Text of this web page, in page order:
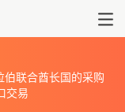
伯联合酋长国的采购
交易